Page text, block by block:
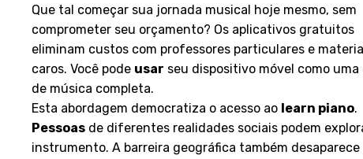
Que tal começar sua jornada musical hoje mesmo, sem
comprometer seu orçamento? Os aplicativos gratuitos
eliminam custos com professores particulares e
caros. Você pode usar seu dispositivo móvel como uma
de música completa.
Esta abordagem democratiza o acesso ao learn piano.
Pessoas de diferentes realidades sociais podem
instrumento. A barreira geográfica também desaparece